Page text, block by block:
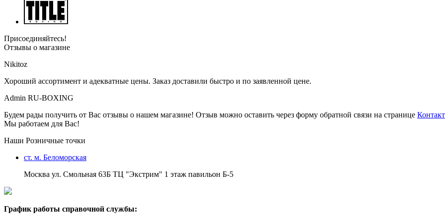
Присоединяйтесь!
Отзывы о магазине
Nikitoz
Хороший ассортимент и адекватные цены. Заказ доставили быстро и по заявленной цене.
Admin RU-BOXING
Будем рады получить от Вас отзывы о нашем магазине! Отзыв можно оставить через форму обратной связи на странице
Мы работаем для Вас!
Наши Розничные точки
ст. м. Беломорская
Москва ул. Смольная 63Б ТЦ "Экстрим" 1 этаж павильон Б-5
График работы справочной службы: